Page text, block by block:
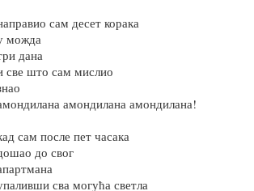
сам десет корака
можда
дана
све што сам мислио
амондилана амондилана!
сам после пет часака
до свог
сва могућа светла